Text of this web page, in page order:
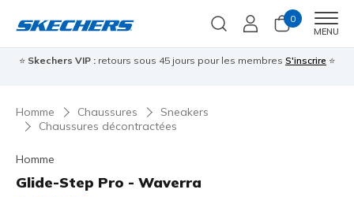
0
MENU
⭐ Skechers VIP : retours sous 45 jours pour les membres S'inscrire ⭐
Homme Chaussures
Sneakers
Chaussures décontractées
Homme
Glide-Step Pro - Waverra